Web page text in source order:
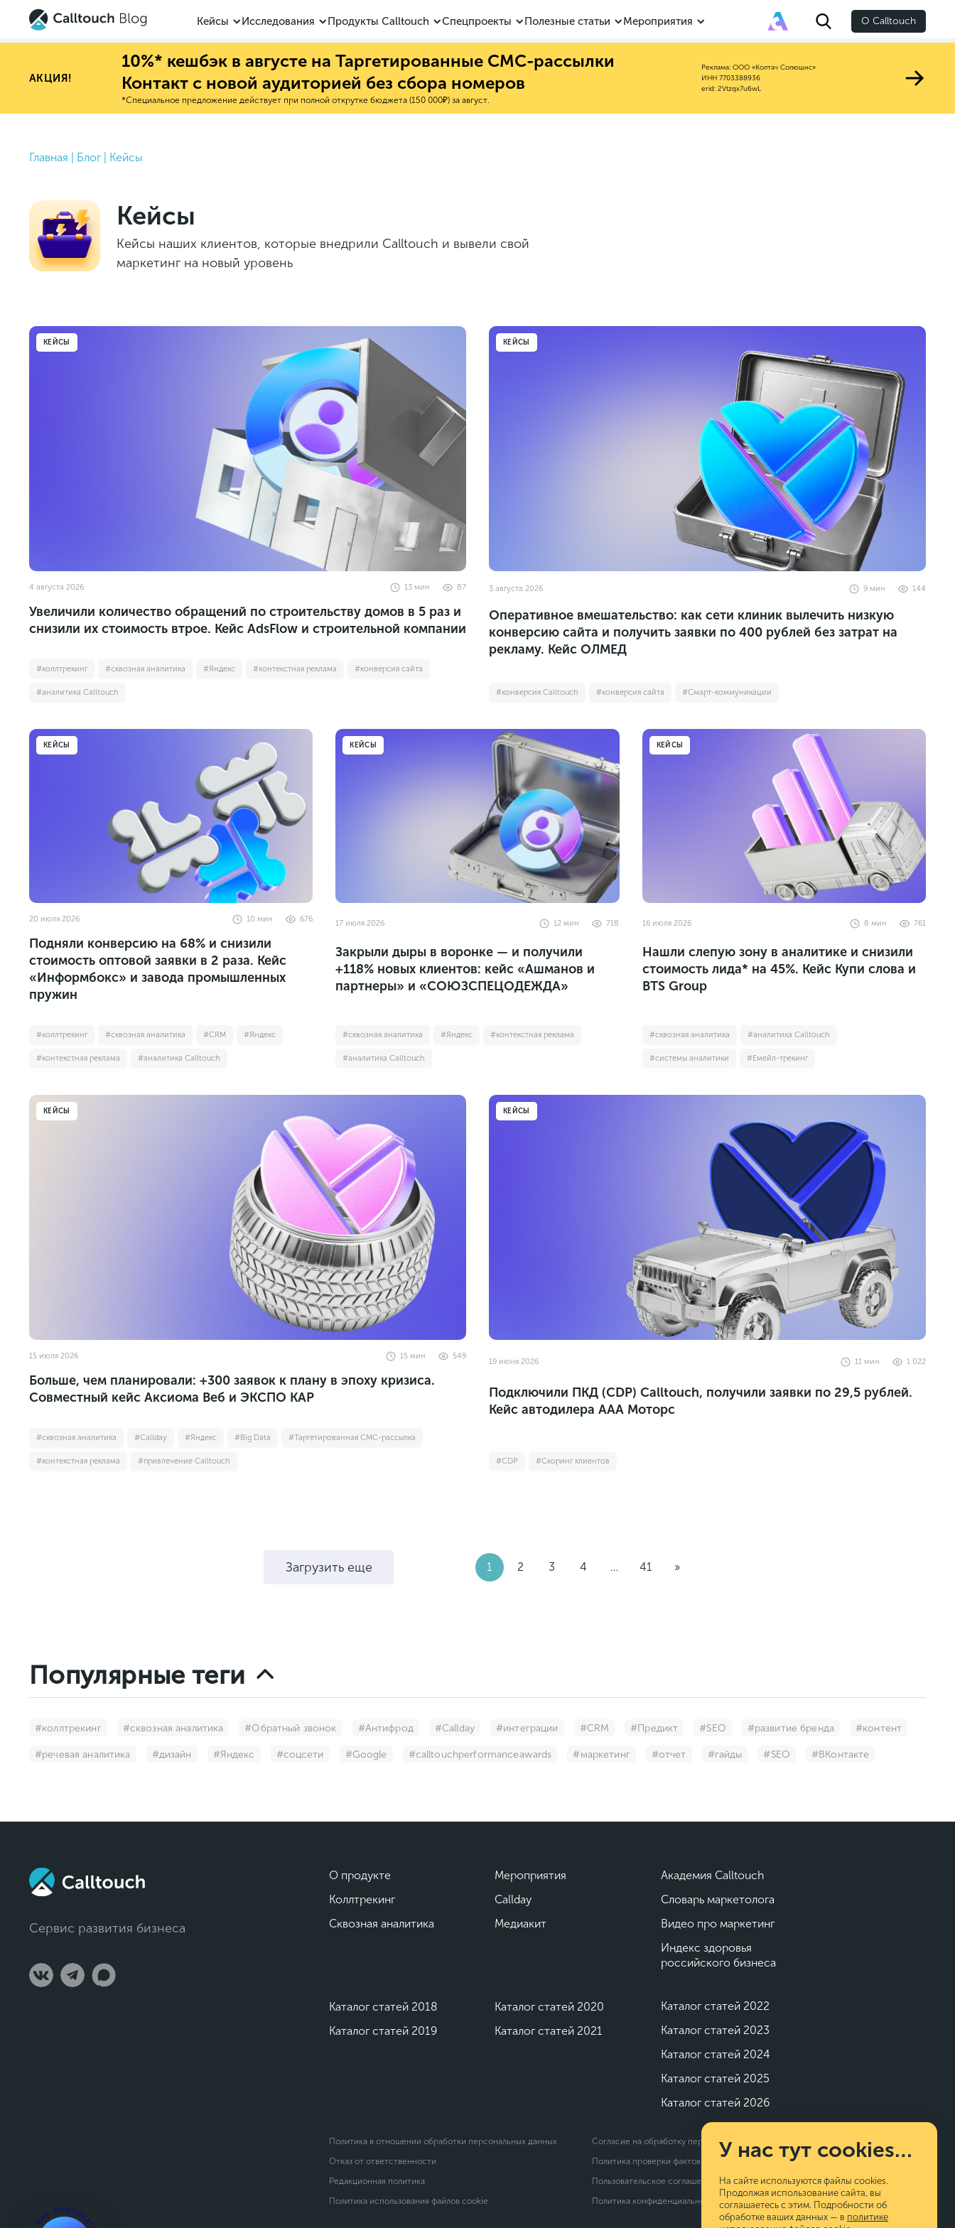
Кейсы Исследования Продукты Calltouch Спецпроекты Полезные статьи Мероприятия О Calltouch
АКЦИЯ!
10%* кешбэк в августе на Таргетированные СМС-рассылки
Контакт с новой аудиторией без сбора номеров
*Специальное предложение действует при полной открутке бюджета (150 000₽) за август.
Реклама: ООО «Колтач Солюшнс»
ИНН 7703388936
erid: 2Vtzqx7u6wL
Главная Блог Кейсы
Кейсы
Кейсы наших клиентов, которые внедрили Calltouch и вывели свой
маркетинг на новый уровень
КЕЙСЫ
4 августа 2026 87
13 мин
Увеличили количество обращений по строительству домов в 5 раз и
снизили их стоимость втрое. Кейс AdsFlow и строительной компании
#коллтрекинг #сквозная аналитика #Яндекс #контекстная реклама #конверсия сайта
#аналитика Calltouch
КЕЙСЫ
3 августа 2026 144
9 мин
Оперативное вмешательство: как сети клиник вылечить низкую
конверсию сайта и получить заявки по 400 рублей без затрат на
рекламу. Кейс ОЛМЕД
#конверсия Calltouch #конверсия сайта #Смарт-коммуникации
КЕЙСЫ
20 июля 2026 676
10 мин
Подняли конверсию на 68% и снизили
стоимость оптовой заявки в 2 раза. Кейс
«Информбокс» и завода промышленных
пружин
#коллтрекинг #сквозная аналитика #CRM #Яндекс
#контекстная реклама #аналитика Calltouch
КЕЙСЫ
17 июля 2026 718
12 мин
Закрыли дыры в воронке — и получили
+118% новых клиентов: кейс «Ашманов и
партнеры» и «СОЮЗСПЕЦОДЕЖДА»
#сквозная аналитика #Яндекс #контекстная реклама
#аналитика Calltouch
КЕЙСЫ
16 июля 2026 761
8 мин
Нашли слепую зону в аналитике и снизили
стоимость лида* на 45%. Кейс Купи слова и
BTS Group
#сквозная аналитика #аналитика Calltouch
#системы аналитики #Емейл-трекинг
КЕЙСЫ
15 июля 2026 549
15 мин
Больше, чем планировали: +300 заявок к плану в эпоху кризиса.
Совместный кейс Аксиома Веб и ЭКСПО КАР
#сквозная аналитика #Callday #Яндекс #Big Data #Таргетированная СМС-рассылка
#контекстная реклама #привлечение Calltouch
КЕЙСЫ
19 июня 2026 1 022
11 мин
Подключили ПКД (CDP) Calltouch, получили заявки по 29,5 рублей.
Кейс автодилера ААА Моторс
#CDP #Скоринг клиентов
Загрузить еще 1 2 3 4 … 41 »
Популярные теги
#коллтрекинг #сквозная аналитика #Обратный звонок #Антифрод #Callday #интеграции #CRM #Предикт #SEO #развитие бренда #контент
#речевая аналитика #дизайн #Яндекс #соцсети #Google #calltouchperformanceawards #маркетинг #отчет #гайды #SEO #ВКонтакте
#мессенджеры #Промо-баннер #управление проектами #ИИ Ассистент
#привлечение Calltouch
#Кнопки соцсетей и мессенджеров #Смарт-коммуникации
#Промо-лендинги
Сервис развития бизнеса
О продукте
Коллтрекинг
Сквозная аналитика
Каталог статей 2018
Каталог статей 2019
Мероприятия
Callday
Медиакит
Каталог статей 2020
Каталог статей 2021
Академия Calltouch
Словарь маркетолога
Видео про маркетинг
Индекс здоровья
российского бизнеса
Каталог статей 2022
Каталог статей 2023
Каталог статей 2024
Каталог статей 2025
Каталог статей 2026
Политика в отношении обработки персональных данных
Согласие на обработку персональных данных
Отказ от ответственности
Политика проверки фактов
Редакционная политика
Пользовательское соглашение
Политика использования файлов cookie
Политика конфиденциальности
У нас тут cookies…
На сайте используются файлы cookies.
Продолжая использование сайта, вы
соглашаетесь с этим. Подробности об
обработке ваших данных — в политике